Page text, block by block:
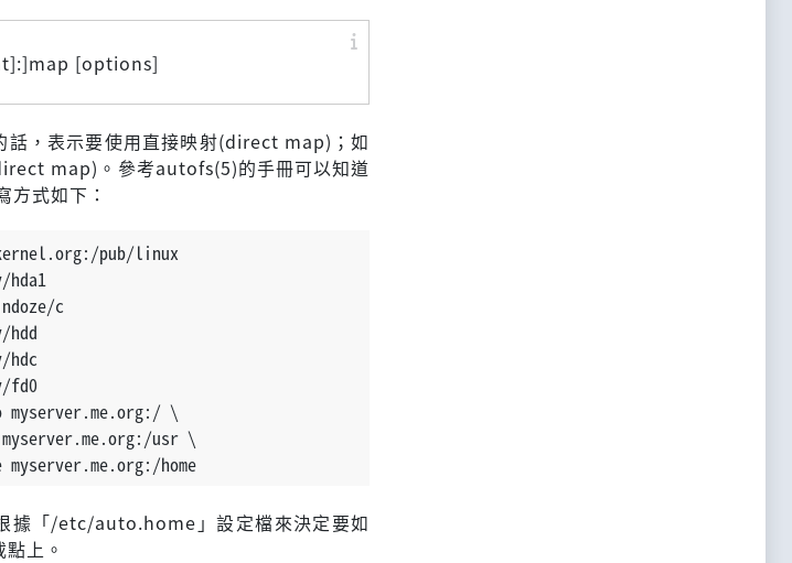
[options]
，表示要使用直接映射(direct map)；如
map)。參考autofs(5)的手冊可以知道
式如下：
pub/linux
c
fd0
\
usr \
myserver.me.org:/home
據「/etc/auto.home」設定檔來決定要如
上。